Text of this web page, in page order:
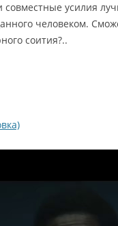
усилия
человеком.
соития?..